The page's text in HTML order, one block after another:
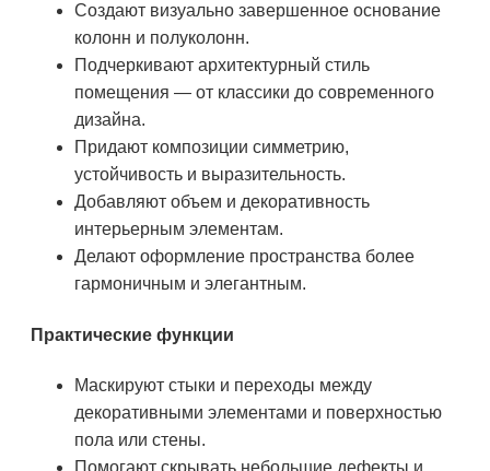
Создают визуально завершенное основание
колонн и полуколонн.
Подчеркивают архитектурный стиль
помещения — от классики до современного
дизайна.
Придают композиции симметрию,
устойчивость и выразительность.
Добавляют объем и декоративность
интерьерным элементам.
Делают оформление пространства более
гармоничным и элегантным.
Практические функции
Маскируют стыки и переходы между
декоративными элементами и поверхностью
пола или стены.
Помогают скрывать небольшие дефекты и